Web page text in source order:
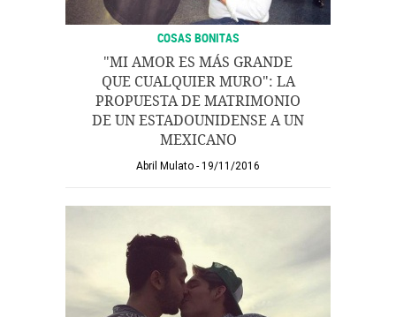
COSAS BONITAS
"MI AMOR ES MÁS GRANDE
QUE CUALQUIER MURO": LA
PROPUESTA DE MATRIMONIO
DE UN ESTADOUNIDENSE A UN
MEXICANO
Abril Mulato 19/11/2016